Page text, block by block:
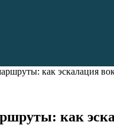
как эскалация
как